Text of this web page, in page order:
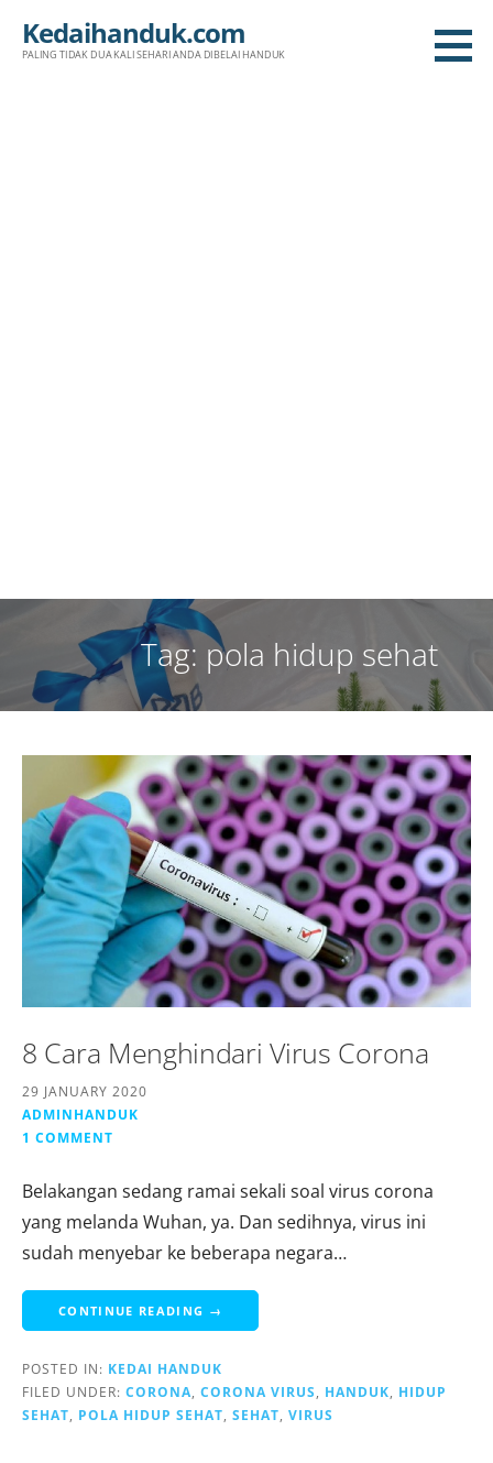
Kedaihanduk.com
PALING TIDAK DUA KALI SEHARI ANDA DIBELAI HANDUK
Tag: pola hidup sehat
8 Cara Menghindari Virus Corona
29 JANUARY 2020
ADMINHANDUK
1 COMMENT
Belakangan sedang ramai sekali soal virus corona
yang melanda Wuhan, ya. Dan sedihnya, virus ini
sudah menyebar ke beberapa negara…
CONTINUE READING →
POSTED IN: KEDAI HANDUK
FILED UNDER: CORONA CORONA VIRUS HANDUK
HIDUP
SEHAT
POLA HIDUP SEHAT SEHAT VIRUS